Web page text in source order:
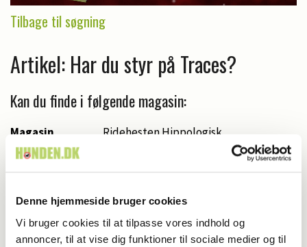
Denne hjemmeside bruger cookies
Vi bruger cookies til at tilpasse vores indhold og
annoncer, til at vise dig funktioner til sociale medier og til
Tilbage til søgning
Artikel: Har du styr på Traces?
Kan du finde i følgende magasin:
Magasin
Ridehesten Hippologisk
Kategori
Udgivet
måned
5